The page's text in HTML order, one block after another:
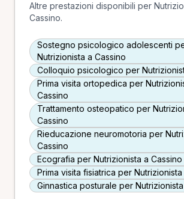
Altre prestazioni disponibili per
Cassino.
Sostegno psicologico adolescenti
Nutrizionista a Cassino
Colloquio psicologico per
Prima visita ortopedica per
Cassino
Trattamento osteopatico per
Cassino
Rieducazione neuromotoria per
Cassino
Ecografia per Nutrizionista a Cassino
Prima visita fisiatrica per Nutrizionista
Ginnastica posturale per